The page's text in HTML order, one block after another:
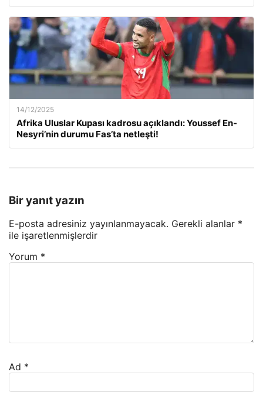
14/12/2025
Afrika Uluslar Kupası kadrosu açıklandı: Youssef En-
Nesyri’nin durumu Fas’ta netleşti!
Bir yanıt yazın
E-posta adresiniz yayınlanmayacak. Gerekli alanlar *
ile işaretlenmişlerdir
Yorum *
Ad *